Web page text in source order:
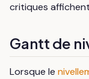
critiques
Gantt de
Lorsque le